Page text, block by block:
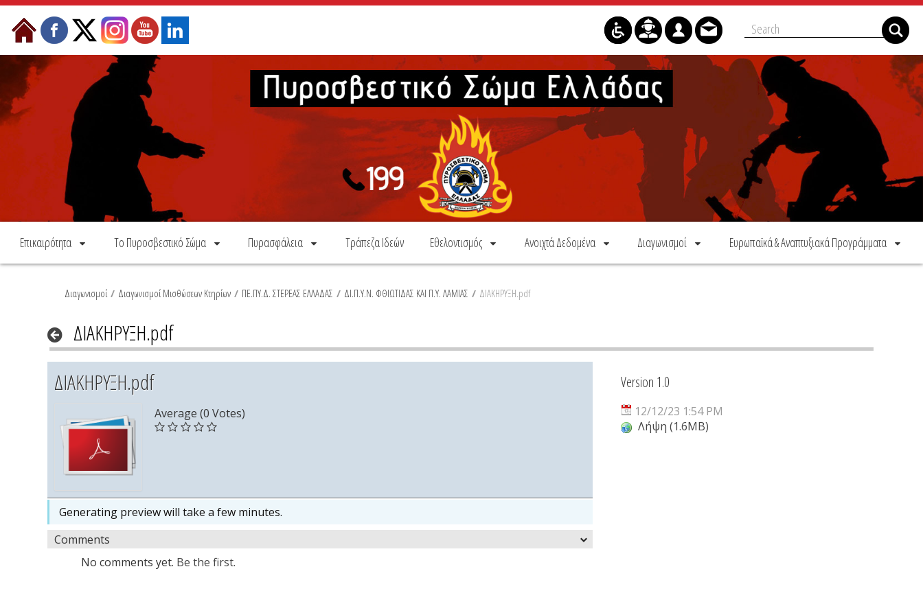
Skip to Content
Επικαιρότητα Το Πυροσβεστικό Σώμα Πυρασφάλεια Τράπεζα Ιδεών Εθελοντισμός Ανοιχτά Δεδομένα Διαγωνισμοί Ευρωπαϊκά & Αναπτυξιακά Προγράμματα
Διαγωνισμοί / Διαγωνισμοί Μισθώσεων Κτηρίων / ΠΕ.ΠΥ.Δ. ΣΤΕΡΕΑΣ ΕΛΛΑΔΑΣ / ΔΙ.Π.Υ.Ν. ΦΘΙΩΤΙΔΑΣ ΚΑΙ Π.Υ. ΛΑΜΙΑΣ / ΔΙΑΚΗΡΥΞΗ.pdf
ΔΙΑΚΗΡΥΞΗ.pdf
ΔΙΑΚΗΡΥΞΗ.pdf
Average (0 Votes)
Generating preview will take a few minutes.
Comments
No comments yet. Be the first.
Version 1.0
12/12/23 1:54 PM
Λήψη (1.6MB)